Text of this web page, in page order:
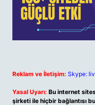
Reklam ve İletişim: Skype:
Yasal Uyarı: Bu internet
şirketi ile hiçbir bağlantısı